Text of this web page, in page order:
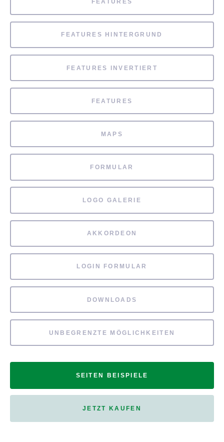
FEATURES
FEATURES HINTERGRUND
FEATURES INVERTIERT
FEATURES
MAPS
FORMULAR
LOGO GALERIE
AKKORDEON
LOGIN FORMULAR
DOWNLOADS
UNBEGRENZTE MÖGLICHKEITEN
SEITEN BEISPIELE
JETZT KAUFEN